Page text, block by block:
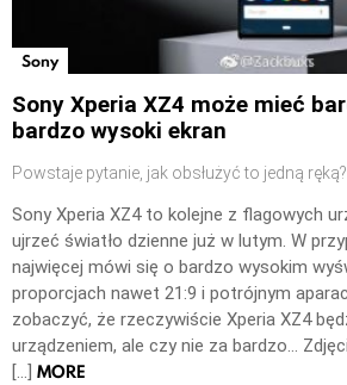
Sony
Sony Xperia XZ4 może mieć
bardzo wysoki ekran
Powstaje pytanie, jak obsłużyć to jedną ręką?
Sony Xperia XZ4 to kolejne z flagowych
ujrzeć światło dzienne już w lutym. W
najwięcej mówi się o bardzo wysokim
proporcjach nawet 21:9 i potrójnym
zobaczyć, że rzeczywiście Xperia XZ4
urządzeniem, ale czy nie za bardzo…
[…] MORE